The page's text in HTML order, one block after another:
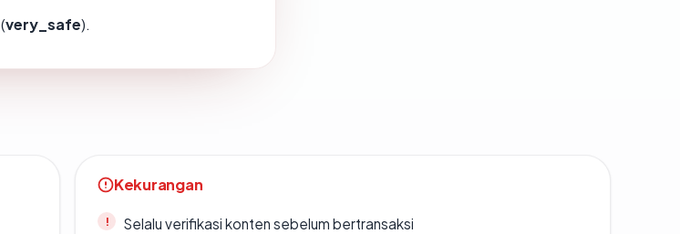
(very_safe).
Kekurangan
Selalu verifikasi konten sebelum bertransaksi